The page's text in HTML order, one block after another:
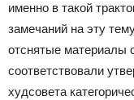
именно в такой
замечаний на эту
отснятые материалы
соответствовали
худсовета